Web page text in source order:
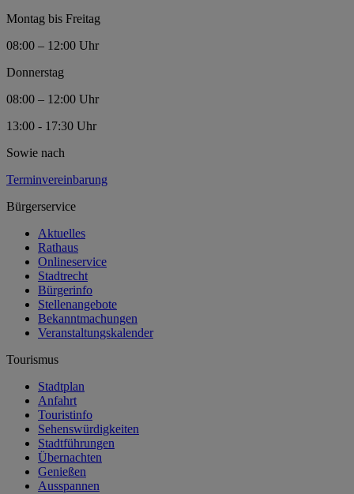
Montag bis Freitag
08:00 – 12:00 Uhr
Donnerstag
08:00 – 12:00 Uhr
13:00 - 17:30 Uhr
Sowie nach
Terminvereinbarung
Bürgerservice
Aktuelles
Rathaus
Onlineservice
Stadtrecht
Bürgerinfo
Stellenangebote
Bekanntmachungen
Veranstaltungskalender
Tourismus
Stadtplan
Anfahrt
Touristinfo
Sehenswürdigkeiten
Stadtführungen
Übernachten
Genießen
Ausspannen